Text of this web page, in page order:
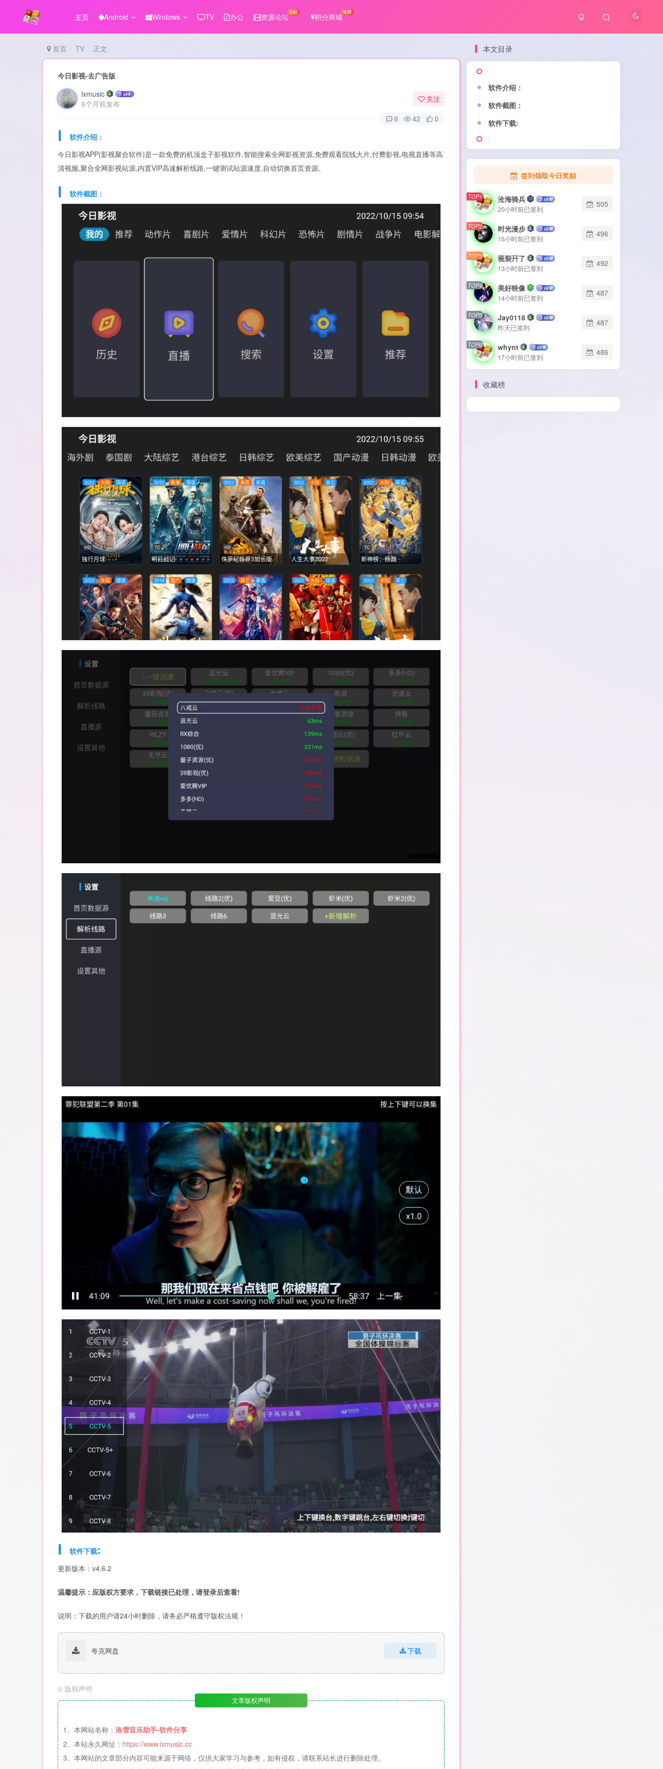
主页 Android Windows TV 办公 资源论坛
发帖
积分商城
免费
首页 TV 正文
今日影视-去广告版
lxmusic
6个月前发布
关注
6
42
0
软件介绍：
今日影视APP(影视聚合软件)是一款免费的机顶盒子影视软件,智能搜索全网影视资源,免费观看院线大片,付费影视,电视直播等高
清视频,聚合全网影视站源,内置VIP高速解析线路,一键测试站源速度,自动切换首页资源。
软件截图：
软件下载:
更新版本：v4.6.2
温馨提示：应版权方要求，下载链接已处理，请登录后查看!
说明：下载的用户请24小时删除，请务必严格遵守版权法规！
夸克网盘 下载
© 版权声明
文章版权声明
1、本网站名称： 洛雪音乐助手-软件分享
2、本站永久网址： https://www.lxmusic.cc
3、本网站的文章部分内容可能来源于网络，仅供大家学习与参考，如有侵权，请联系站长进行删除处理。
本文目录
软件介绍：
软件截图：
软件下载:
签到领取今日奖励
TOP1 沧海骑兵
20小时前已签到
505
TOP2 时光漫步
15小时前已签到
496
TOP3 莪裂幵了
13小时前已签到
492
TOP4 美好映像
14小时前已签到
487
TOP5 Jay0118
昨天已签到
487
TOP6 whynt
17小时前已签到
486
收藏榜
软件介绍：
软件截图：
软件下载:
TOP1 沧海骑兵
20小时前已签到
505
TOP2 时光漫步
15小时前已签到
496
TOP3 莪裂幵了
13小时前已签到
492
TOP4 美好映像
14小时前已签到
487
TOP5 Jay0118
昨天已签到
487
TOP6 whynt
17小时前已签到
486